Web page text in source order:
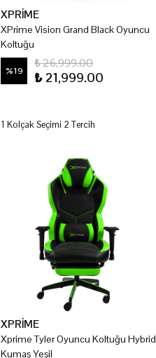
XPRİME
XPrime Vision Grand Black Oyuncu
Koltuğu
%19
₺ 26,999.00
₺ 21,999.00
1 Kolçak Seçimi 2 Tercih
XPRİME
Xprime Tyler Oyuncu Koltuğu Hybrid
Kumaş Yeşil